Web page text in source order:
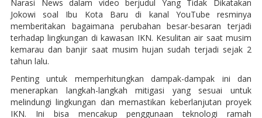
Narasi News dalam video berjudul Yang Tidak Dikatakan
Jokowi soal Ibu Kota Baru di kanal YouTube resminya
memberitakan bagaimana perubahan besar-besaran terjadi
terhadap lingkungan di kawasan IKN. Kesulitan air saat musim
kemarau dan banjir saat musim hujan sudah terjadi sejak 2
tahun lalu.
Penting untuk memperhitungkan dampak-dampak ini dan
menerapkan langkah-langkah mitigasi yang sesuai untuk
melindungi lingkungan dan memastikan keberlanjutan proyek
IKN. Ini bisa mencakup penggunaan teknologi ramah